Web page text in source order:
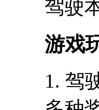
驾驶
游戏
1. 驾